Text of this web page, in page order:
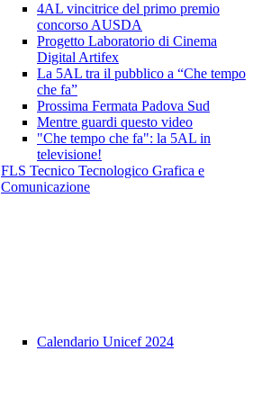
4AL vincitrice del primo premio
concorso AUSDA
Progetto Laboratorio di Cinema
Digital Artifex
La 5AL tra il pubblico a “Che tempo
che fa”
Prossima Fermata Padova Sud
Mentre guardi questo video
"Che tempo che fa": la 5AL in
televisione!
FLS Tecnico Tecnologico Grafica e
Comunicazione
Calendario Unicef 2024